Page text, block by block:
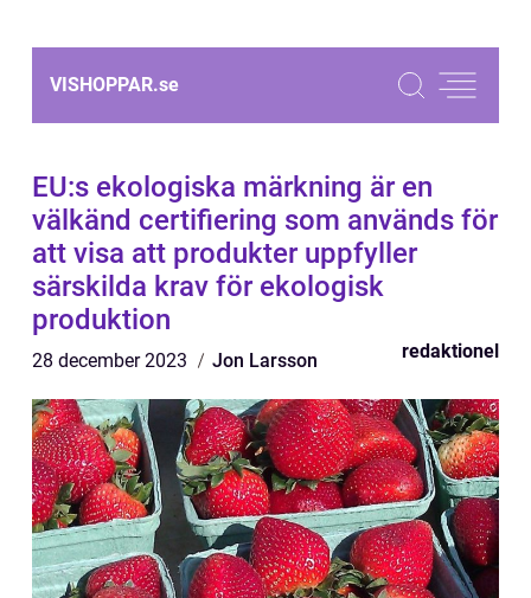
VISHOPPAR.se
EU:s ekologiska märkning är en
välkänd certifiering som används för
att visa att produkter uppfyller
särskilda krav för ekologisk
produktion
28 december 2023 Jon Larsson redaktionel